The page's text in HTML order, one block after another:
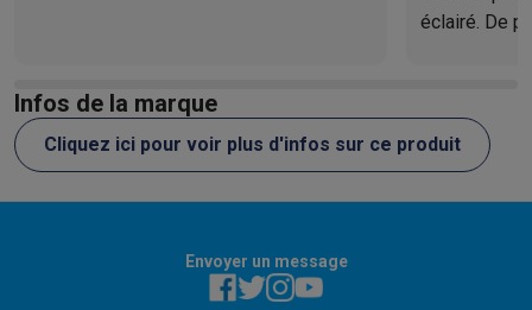
éclairé. De
Infos de la marque
Cliquez ici pour voir plus d'infos sur ce produit
Envoyer un message